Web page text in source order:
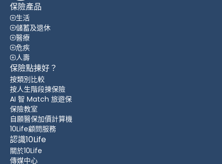
保險產品
生活
儲蓄及退休
醫療
危疾
人壽
保險點揀好？
按類別比較
按人生階段揀保險
AI 智 Match 旅遊保
保險教室
自願醫保加價計算機
10Life顧問服務
認識10Life
關於10Life
傳媒中心